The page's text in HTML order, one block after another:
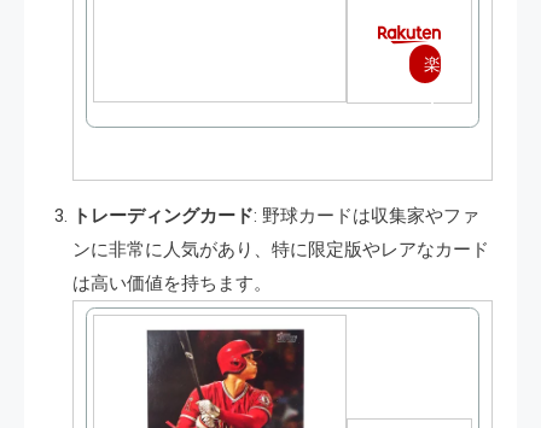
楽
天
購
入
トレーディングカード: 野球カードは収集家やファ
ンに非常に人気があり、特に限定版やレアなカード
は高い価値を持ちます。